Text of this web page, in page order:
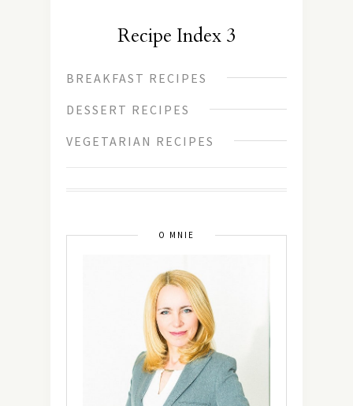
Recipe Index 3
BREAKFAST RECIPES
DESSERT RECIPES
VEGETARIAN RECIPES
O MNIE